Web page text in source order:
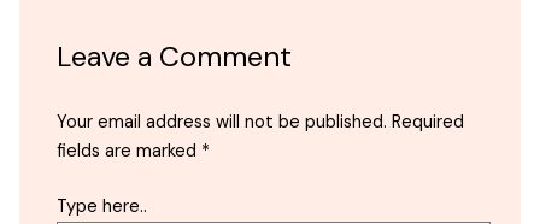
Leave a Comment
Your email address will not be published. Required
fields are marked *
Type here..